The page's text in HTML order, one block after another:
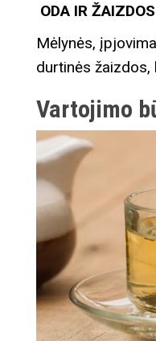
ODA IR ŽAIZDOS
Mėlynės,
durtinės
Vartojimo